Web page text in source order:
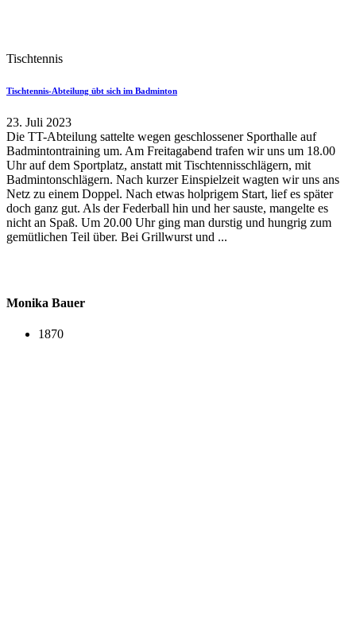
Tischtennis
Tischtennis-Abteilung übt sich im Badminton
23. Juli 2023
Die TT-Abteilung sattelte wegen geschlossener Sporthalle auf
Badmintontraining um. Am Freitagabend trafen wir uns um 18.00
Uhr auf dem Sportplatz, anstatt mit Tischtennisschlägern, mit
Badmintonschlägern. Nach kurzer Einspielzeit wagten wir uns ans
Netz zu einem Doppel. Nach etwas holprigem Start, lief es später
doch ganz gut. Als der Federball hin und her sauste, mangelte es
nicht an Spaß. Um 20.00 Uhr ging man durstig und hungrig zum
gemütlichen Teil über. Bei Grillwurst und ...
Monika Bauer
1870